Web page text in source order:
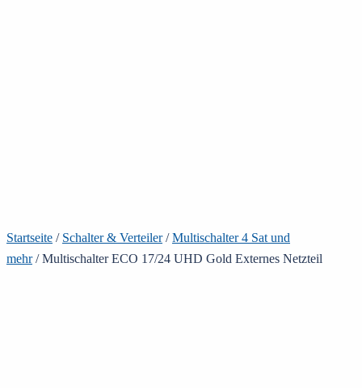
Startseite / Schalter & Verteiler/Multischalter 4 Sat und
mehr/ Multischalter ECO 17/24 UHD Gold Externes Netzteil